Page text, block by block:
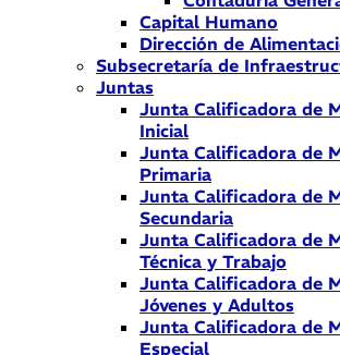
Capital Humano
Dirección de
Subsecretaría de
Juntas
Junta Calificadora de
Inicial
Junta Calificadora de
Primaria
Junta Calificadora de
Secundaria
Junta Calificadora de
Técnica y Trabajo
Junta Calificadora de
Jóvenes y Adultos
Junta Calificadora de
Especial